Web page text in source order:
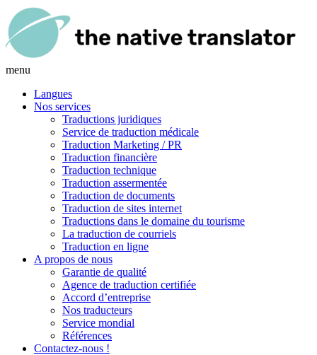
menu
Langues
Nos services
Traductions juridiques
Service de traduction médicale
Traduction Marketing / PR
Traduction financière
Traduction technique
Traduction assermentée
Traduction de documents
Traduction de sites internet
Traductions dans le domaine du tourisme
La traduction de courriels
Traduction en ligne
A propos de nous
Garantie de qualité
Agence de traduction certifiée
Accord d’entreprise
Nos traducteurs
Service mondial
Références
Contactez-nous !